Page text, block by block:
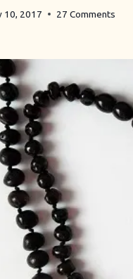
10, 2017 27 Comments